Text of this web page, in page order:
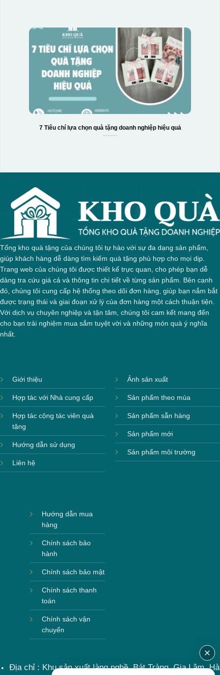
7 Tiêu chí lựa chọn quà tặng doanh nghiệp hiệu quả
Tổng kho quà tặng của chúng tôi tự hào với sự đa dạng sản phẩm,
giúp khách hàng dễ dàng tìm kiếm quà tặng phù hợp cho mọi dịp.
Trang web của chúng tôi được thiết kế trực quan, cho phép bạn dễ
dàng tra cứu giá cả và thông tin chi tiết về từng sản phẩm. Bên cạnh
đó, chúng tôi cung cấp hệ thống theo dõi đơn hàng, giúp bạn nắm bắt
được trạng thái và giai đoạn xử lý của đơn hàng một cách thuận tiện.
Với dịch vụ chuyên nghiệp và tận tâm, chúng tôi cam kết mang đến
cho bạn trải nghiệm mua sắm tuyệt vời và những món quà ý nghĩa
nhất.
Giới thiệu
Hợp tác với Nhà cung cấp
Hợp tác cộng tác viên quà
tặng
Hướng dẫn sử dụng
Liên hệ
Ảnh sản xuất
Sản phẩm theo mùa
Sản phẩm sẵn hàng
Sản phẩm mới
Sản phẩm môi trường
Hướng dẫn mua
hàng
Chính sách bảo
hành
Chính sách bảo mật
Chính sách thanh
toán
Chính sách vận
chuyển
Địa chỉ : Khu sản xuất làng nghề, Bát Tràng, Gia Lâm, Hà